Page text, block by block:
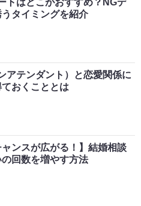
トはどこがおすすめ？NGデ
タイミングを紹介
アテンダント）と恋愛関係に
おくこととは
ャンスが広がる！】結婚相談
回数を増やす方法